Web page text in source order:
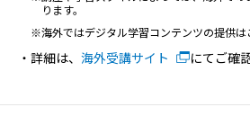
ります。
海外ではデジタル学習コンテンツの提供は
・詳細は、 海外受講サイト にてご確